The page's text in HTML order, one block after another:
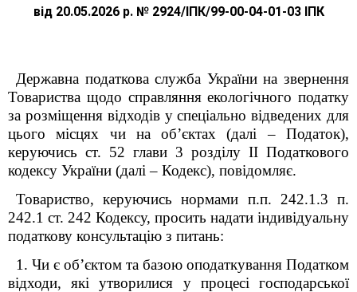
від 20.05.2026 р. № 2924/ІПК/99-00-04-01-03 ІПК
Державна податкова служба України на звернення
Товариства щодо справляння екологічного податку
за розміщення відходів у спеціально відведених для
цього місцях чи на об’єктах (далі – Податок),
керуючись ст. 52 глави 3 розділу ІІ Податкового
кодексу України (далі – Кодекс), повідомляє.
Товариство, керуючись нормами п.п. 242.1.3 п.
242.1 ст. 242 Кодексу, просить надати індивідуальну
податкову консультацію з питань:
1. Чи є об’єктом та базою оподаткування Податком
відходи, які утворилися у процесі господарської